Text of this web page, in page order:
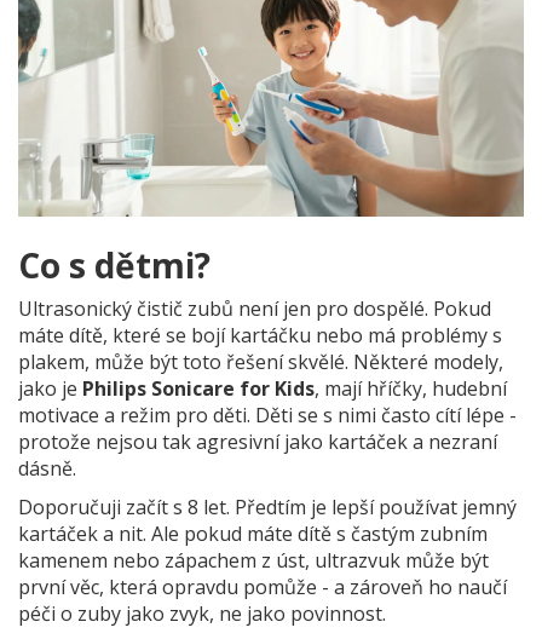
Co s dětmi?
Ultrasonický čistič zubů není jen pro dospělé. Pokud
máte dítě, které se bojí kartáčku nebo má problémy s
plakem, může být toto řešení skvělé. Některé modely,
jako je Philips Sonicare for Kids, mají hříčky, hudební
motivace a režim pro děti. Děti se s nimi často cítí lépe -
protože nejsou tak agresivní jako kartáček a nezraní
dásně.
Doporučuji začít s 8 let. Předtím je lepší používat jemný
kartáček a nit. Ale pokud máte dítě s častým zubním
kamenem nebo zápachem z úst, ultrazvuk může být
první věc, která opravdu pomůže - a zároveň ho naučí
péči o zuby jako zvyk, ne jako povinnost.